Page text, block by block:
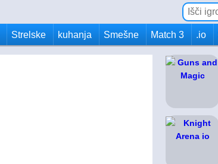
Strelske kuhanja Smešne Match 3 .io